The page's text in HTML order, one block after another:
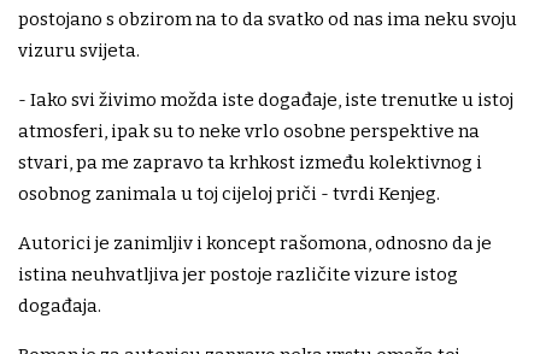
postojano s obzirom na to da svatko od nas ima neku svoju
vizuru svijeta.
- Iako svi živimo možda iste događaje, iste trenutke u istoj
atmosferi, ipak su to neke vrlo osobne perspektive na
stvari, pa me zapravo ta krhkost između kolektivnog i
osobnog zanimala u toj cijeloj priči - tvrdi Kenjeg.
Autorici je zanimljiv i koncept rašomona, odnosno da je
istina neuhvatljiva jer postoje različite vizure istog
događaja.